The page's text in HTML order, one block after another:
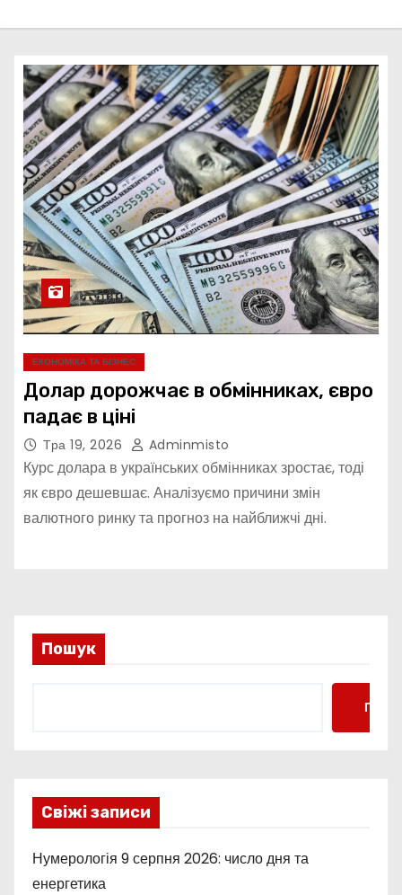
ЕКОНОМІКА ТА БІЗНЕС
Долар дорожчає в обмінниках, євро
падає в ціні
Тра 19, 2026 Adminmisto
Курс долара в українських обмінниках зростає, тоді
як євро дешевшає. Аналізуємо причини змін
валютного ринку та прогноз на найближчі дні.
Пошук
Свіжі записи
Нумерологія 9 серпня 2026: число дня та
енергетика